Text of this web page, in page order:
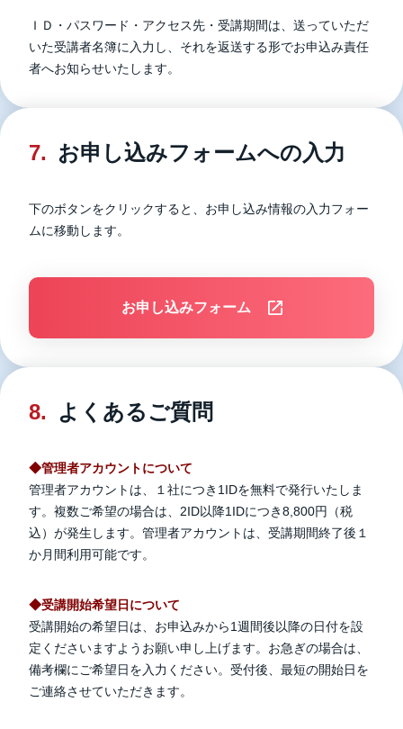
ＩＤ・パスワード・アクセス先・受講期間は、送っていただ
いた受講者名簿に入力し、それを返送する形でお申込み責任
者へお知らせいたします。
7. お申し込みフォームへの入力
下のボタンをクリックすると、お申し込み情報の入力フォー
ムに移動します。
お申し込みフォーム
8. よくあるご質問
◆管理者アカウントについて
管理者アカウントは、１社につき1IDを無料で発行いたしま
す。複数ご希望の場合は、2ID以降1IDにつき8,800円（税
込）が発生します。管理者アカウントは、受講期間終了後１
か月間利用可能です。
◆受講開始希望日について
受講開始の希望日は、お申込みから1週間後以降の日付を設
定くださいますようお願い申し上げます。お急ぎの場合は、
備考欄にご希望日を入力ください。受付後、最短の開始日を
ご連絡させていただきます。